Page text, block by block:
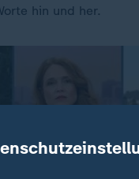
hin und her.